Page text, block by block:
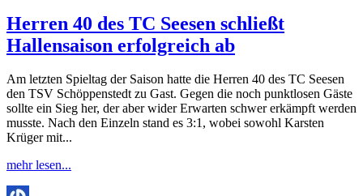
Herren 40 des TC Seesen schließt
Hallensaison erfolgreich ab
Am letzten Spieltag der Saison hatte die Herren 40 des TC Seesen
den TSV Schöppenstedt zu Gast. Gegen die noch punktlosen Gäste
sollte ein Sieg her, der aber wider Erwarten schwer erkämpft werden
musste. Nach den Einzeln stand es 3:1, wobei sowohl Karsten
Krüger mit...
mehr lesen...